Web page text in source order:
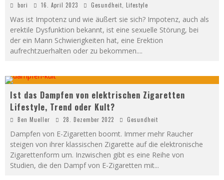
bori 16. April 2023 Gesundheit Lifestyle
Was ist Impotenz und wie äußert sie sich? Impotenz, auch als
erektile Dysfunktion bekannt, ist eine sexuelle Störung, bei
der ein Mann Schwierigkeiten hat, eine Erektion
aufrechtzuerhalten oder zu bekommen....
Ist das Dampfen von elektrischen Zigaretten
Lifestyle, Trend oder Kult?
Ben Mueller 28. Dezember 2022 Gesundheit
Dampfen von E-Zigaretten boomt. Immer mehr Raucher
steigen von ihrer klassischen Zigarette auf die elektronische
Zigarettenform um. Inzwischen gibt es eine Reihe von
Studien, die den Dampf von E-Zigaretten mit...